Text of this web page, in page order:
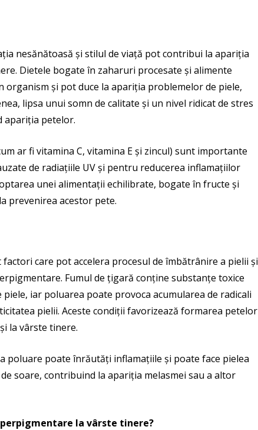
nesănătoasă și stilul de viață pot contribui la apariția
Dietele bogate în zaharuri procesate și alimente
și pot duce la apariția problemelor de piele,
lipsa unui somn de calitate și un nivel ridicat de stres
apariția petelor.
ar fi vitamina C, vitamina E și zincul) sunt importante
de radiațiile UV și pentru reducerea inflamațiilor
unei alimentații echilibrate, bogate în fructe și
prevenirea acestor pete.
care pot accelera procesul de îmbătrânire a pielii și
Fumul de țigară conține substanțe toxice
iar poluarea poate provoca acumularea de radicali
pielii. Aceste condiții favorizează formarea petelor
la vârste tinere.
poluare poate înrăutăți inflamațiile și poate face pielea
soare, contribuind la apariția melasmei sau a altor
la vârste tinere?